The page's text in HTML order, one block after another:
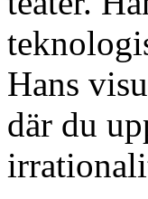
Hans
där du